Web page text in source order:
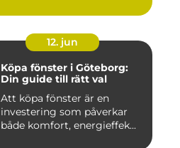
12. jun
Köpa fönster i Göteborg:
Din guide till rätt val
Att köpa fönster är en
investering som påverkar
både komfort, energieffek...